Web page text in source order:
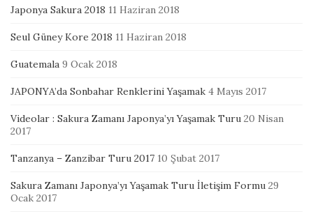
Japonya Sakura 2018 11 Haziran 2018
Seul Güney Kore 2018 11 Haziran 2018
Guatemala 9 Ocak 2018
JAPONYA’da Sonbahar Renklerini Yaşamak 4 Mayıs 2017
Videolar : Sakura Zamanı Japonya’yı Yaşamak Turu 20 Nisan
2017
Tanzanya – Zanzibar Turu 2017 10 Şubat 2017
Sakura Zamanı Japonya’yı Yaşamak Turu İletişim Formu 29
Ocak 2017